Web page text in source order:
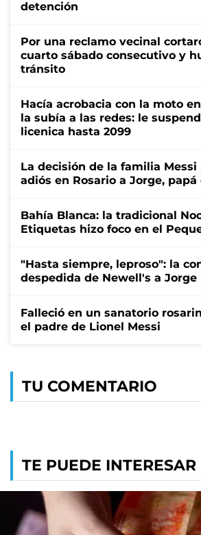
detención
Por una reclamo vecinal
cuarto sábado consecutivo y
tránsito
Hacía acrobacia con la moto
la subía a las redes: le
licenica hasta 2099
La decisión de la familia
adiós en Rosario a Jorge, papá
Bahía Blanca: la tradicional
Etiquetas hizo foco en el
"Hasta siempre, leproso": la
despedida de Newell's a Jorge
Falleció en un sanatorio
el padre de Lionel Messi
TU COMENTARIO
TE PUEDE INTERESAR